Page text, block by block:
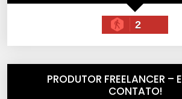
2
PRODUTOR FREELANCER –
CONTATO!